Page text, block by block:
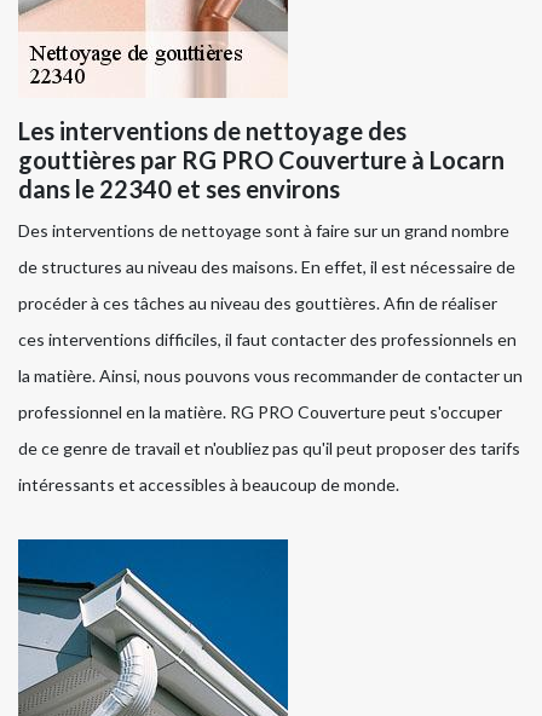
Les interventions de nettoyage des
gouttières par RG PRO Couverture à Locarn
dans le 22340 et ses environs
Des interventions de nettoyage sont à faire sur un grand nombre
de structures au niveau des maisons. En effet, il est nécessaire de
procéder à ces tâches au niveau des gouttières. Afin de réaliser
ces interventions difficiles, il faut contacter des professionnels en
la matière. Ainsi, nous pouvons vous recommander de contacter un
professionnel en la matière. RG PRO Couverture peut s'occuper
de ce genre de travail et n'oubliez pas qu'il peut proposer des tarifs
intéressants et accessibles à beaucoup de monde.